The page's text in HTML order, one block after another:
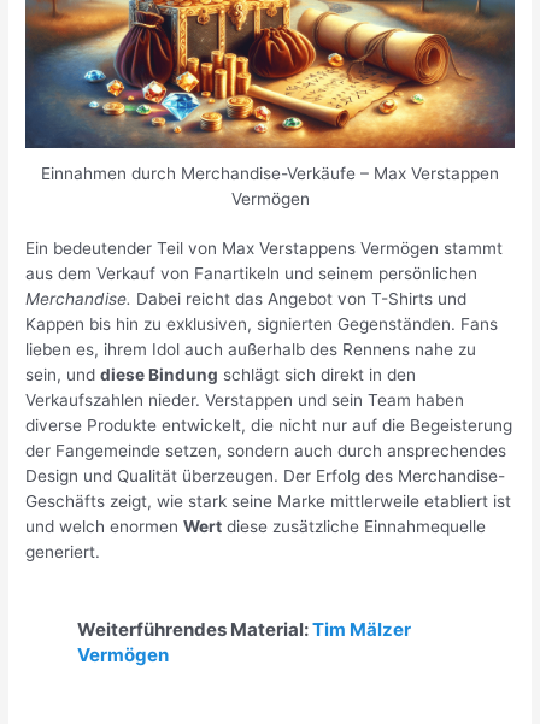
Einnahmen durch Merchandise-Verkäufe – Max Verstappen
Vermögen
Ein bedeutender Teil von Max Verstappens Vermögen stammt
aus dem Verkauf von Fanartikeln und seinem persönlichen
Merchandise. Dabei reicht das Angebot von T-Shirts und
Kappen bis hin zu exklusiven, signierten Gegenständen. Fans
lieben es, ihrem Idol auch außerhalb des Rennens nahe zu
sein, unddiese Bindung schlägt sich direkt in den
Verkaufszahlen nieder. Verstappen und sein Team haben
diverse Produkte entwickelt, die nicht nur auf die Begeisterung
der Fangemeinde setzen, sondern auch durch ansprechendes
Design und Qualität überzeugen. Der Erfolg des Merchandise-
Geschäfts zeigt, wie stark seine Marke mittlerweile etabliert ist
und welch enormenWert diese zusätzliche Einnahmequelle
generiert.
Weiterführendes Material:Tim Mälzer
Vermögen